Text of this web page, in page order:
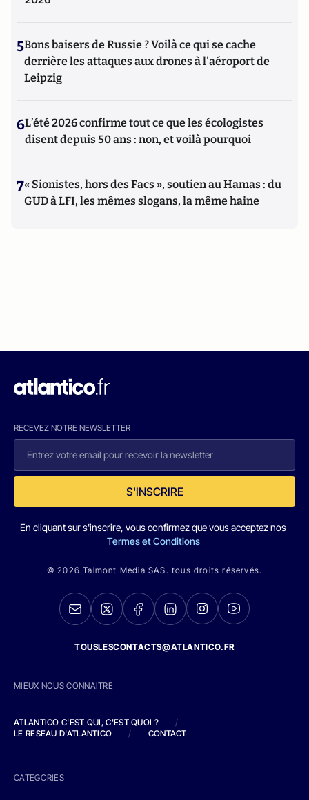
5Bons baisers de Russie ? Voilà ce qui se cache
derrière les attaques aux drones à l'aéroport de
Leipzig
6L’été 2026 confirme tout ce que les écologistes
disent depuis 50 ans : non, et voilà pourquoi
7« Sionistes, hors des Facs », soutien au Hamas : du
GUD à LFI, les mêmes slogans, la même haine
RECEVEZ NOTRE NEWSLETTER
S'INSCRIRE
En cliquant sur s'inscrire, vous confirmez que vous acceptez nos
Termes et Conditions
© 2026 Talmont Media SAS. tous droits réservés.
TOUSLESCONTACTS@ATLANTICO.FR
MIEUX NOUS CONNAITRE
ATLANTICO C'EST QUI, C'EST QUOI ?
/
LE RESEAU D'ATLANTICO
/ CONTACT
CATEGORIES